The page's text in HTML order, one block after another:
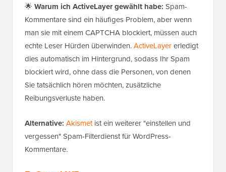
🌟 Warum ich ActiveLayer gewählt habe: Spam-
Kommentare sind ein häufiges Problem, aber wenn
man sie mit einem CAPTCHA blockiert, müssen auch
echte Leser Hürden überwinden.ActiveLayererledigt
dies automatisch im Hintergrund, sodass Ihr Spam
blockiert wird, ohne dass die Personen, von denen
Sie tatsächlich hören möchten, zusätzliche
Reibungsverluste haben.
Alternative: Akismetist ein weiterer "einstellen und
vergessen" Spam-Filterdienst für WordPress-
Kommentare.